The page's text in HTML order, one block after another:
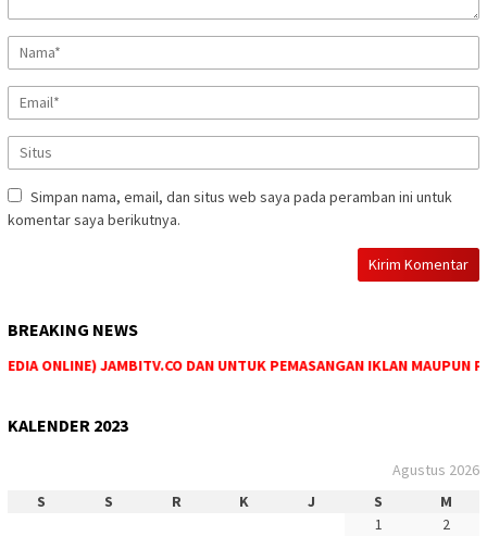
Simpan nama, email, dan situs web saya pada peramban ini untuk
komentar saya berikutnya.
BREAKING NEWS
ONLINE) JAMBITV.CO DAN UNTUK PEMASANGAN IKLAN MAUPUN
KALENDER 2023
Agustus 2026
S
S R K J S
M
1
2